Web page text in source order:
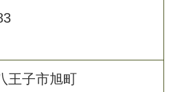
王子市旭町